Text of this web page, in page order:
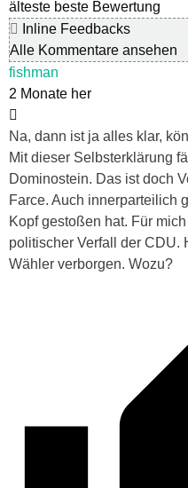
älteste beste Bewertung
Inline Feedbacks
Alle Kommentare ansehen
fishman
2 Monate her
Na, dann ist ja alles klar,
Mit dieser Selbsterklärung
Dominostein. Das ist doch
Farce. Auch innerparteilich
Kopf gestoßen hat. Für
politischer Verfall der CDU.
Wähler verborgen. Wozu?